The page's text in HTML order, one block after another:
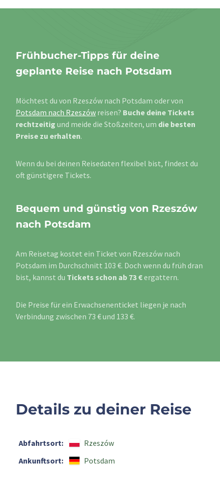
Frühbucher-Tipps für deine
geplante Reise nach Potsdam
Möchtest du von Rzeszów nach Potsdam oder von
Potsdam nach Rzeszów reisen? Buche deine Tickets
rechtzeitig und meide die Stoßzeiten, um die besten
Preise zu erhalten.
Wenn du bei deinen Reisedaten flexibel bist, findest du
oft günstigere Tickets.
Bequem und günstig von Rzeszów
nach Potsdam
Am Reisetag kostet ein Ticket von Rzeszów nach
Potsdam im Durchschnitt 103 €. Doch wenn du früh dran
bist, kannst du Tickets schon ab 73 €ergattern.
Die Preise für ein Erwachsenenticket liegen je nach
Verbindung zwischen 73 € und 133 €.
Details zu deiner Reise
Abfahrtsort:
Rzeszów
Ankunftsort:
Potsdam